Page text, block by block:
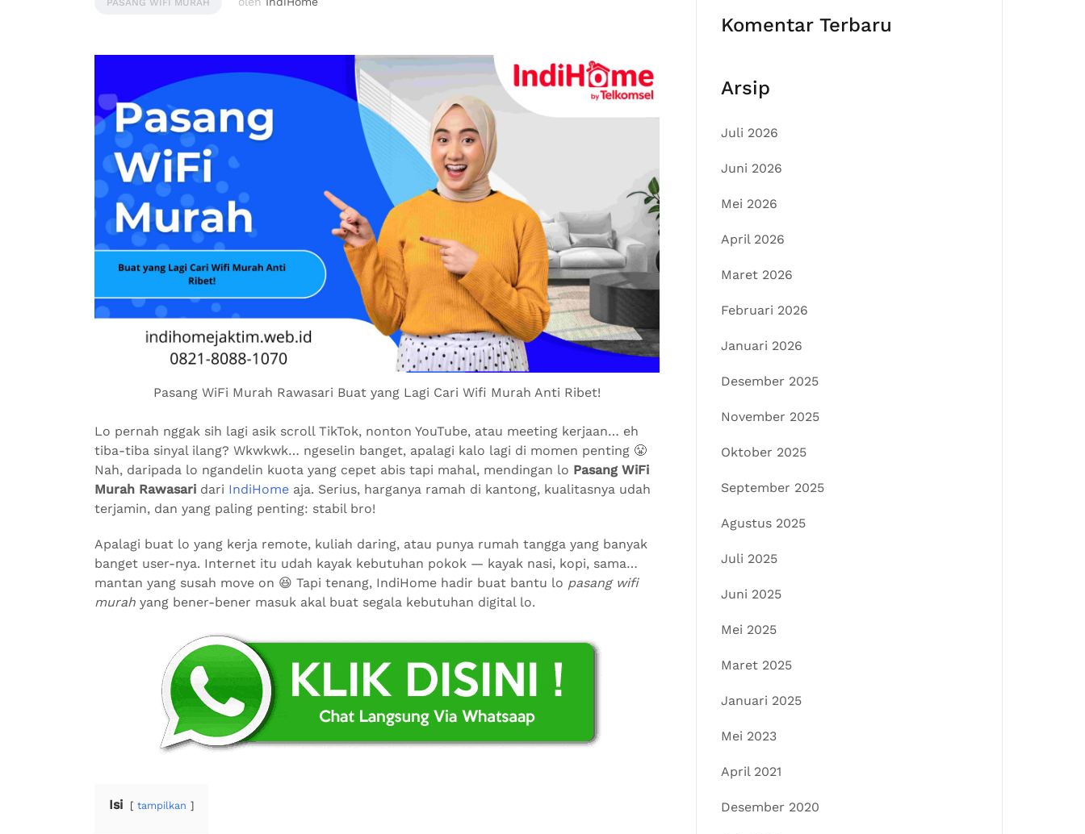
PASANG WIFI MURAH
Pasang WiFi Murah Rawasari Buat yang Lagi Cari Wifi Murah Anti Ribet!
Lo pernah nggak sih lagi asik scroll TikTok, nonton YouTube, atau meeting kerjaan… eh
tiba-tiba sinyal ilang? Wkwkwk… ngeselin banget, apalagi kalo lagi di momen penting 😤
Nah, daripada lo ngandelin kuota yang cepet abis tapi mahal, mendingan lo Pasang WiFi
Murah Rawasari dari IndiHome aja. Serius, harganya ramah di kantong, kualitasnya udah
terjamin, dan yang paling penting: stabil bro!
Apalagi buat lo yang kerja remote, kuliah daring, atau punya rumah tangga yang banyak
banget user-nya. Internet itu udah kayak kebutuhan pokok — kayak nasi, kopi, sama…
mantan yang susah move on 😆 Tapi tenang, IndiHome hadir buat bantu lo pasang wifi
murah yang bener-bener masuk akal buat segala kebutuhan digital lo.
Isi tampilkan
Komentar Terbaru
Arsip
Juli 2026
Juni 2026
Mei 2026
April 2026
Maret 2026
Februari 2026
Januari 2026
Desember 2025
November 2025
Oktober 2025
September 2025
Agustus 2025
Juli 2025
Juni 2025
Mei 2025
Maret 2025
Januari 2025
Mei 2023
April 2021
Desember 2020